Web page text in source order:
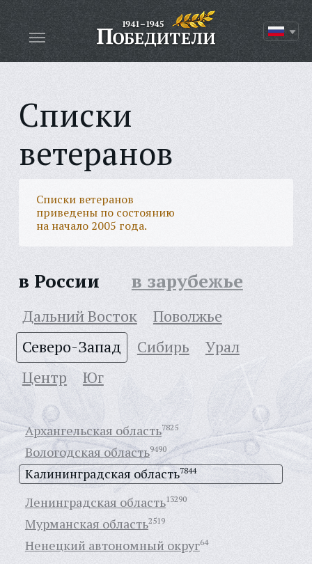
Списки
ветеранов
Списки ветеранов
приведены по состоянию
на начало 2005 года.
в России в зарубежье
Дальний Восток
Поволжье
Северо-Запад
Сибирь
Урал
Центр
Юг
Архангельская область7825
Вологодская область9490
Калининградская область7844
Ленинградская область13290
Мурманская область2519
Ненецкий автономный округ64